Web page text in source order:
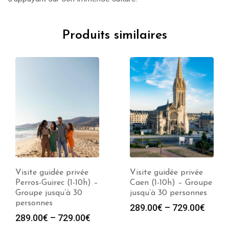
Produits similaires
Visite guidée privée
Perros-Guirec (1-10h) –
Groupe jusqu’à 30
personnes
289.00€ – 729.00€
Visite guidée privée
Caen (1-10h) – Groupe
jusqu’à 30 personnes
289.00€ – 729.00€